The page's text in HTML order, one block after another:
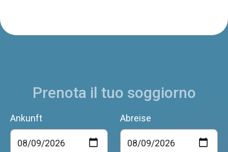
Prenota il tuo soggiorno
Ankunft Abreise